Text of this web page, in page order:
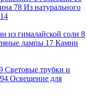
78 Из натурального
14
из гималайской соли 8
лампы 17 Камни
Световые трубки и
Освещение для